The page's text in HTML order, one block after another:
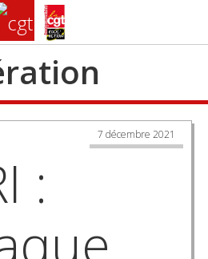
7 décembre 2021
: